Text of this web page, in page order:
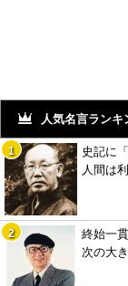
人気名言ランキ
史記に
人間は
終始一
次の大